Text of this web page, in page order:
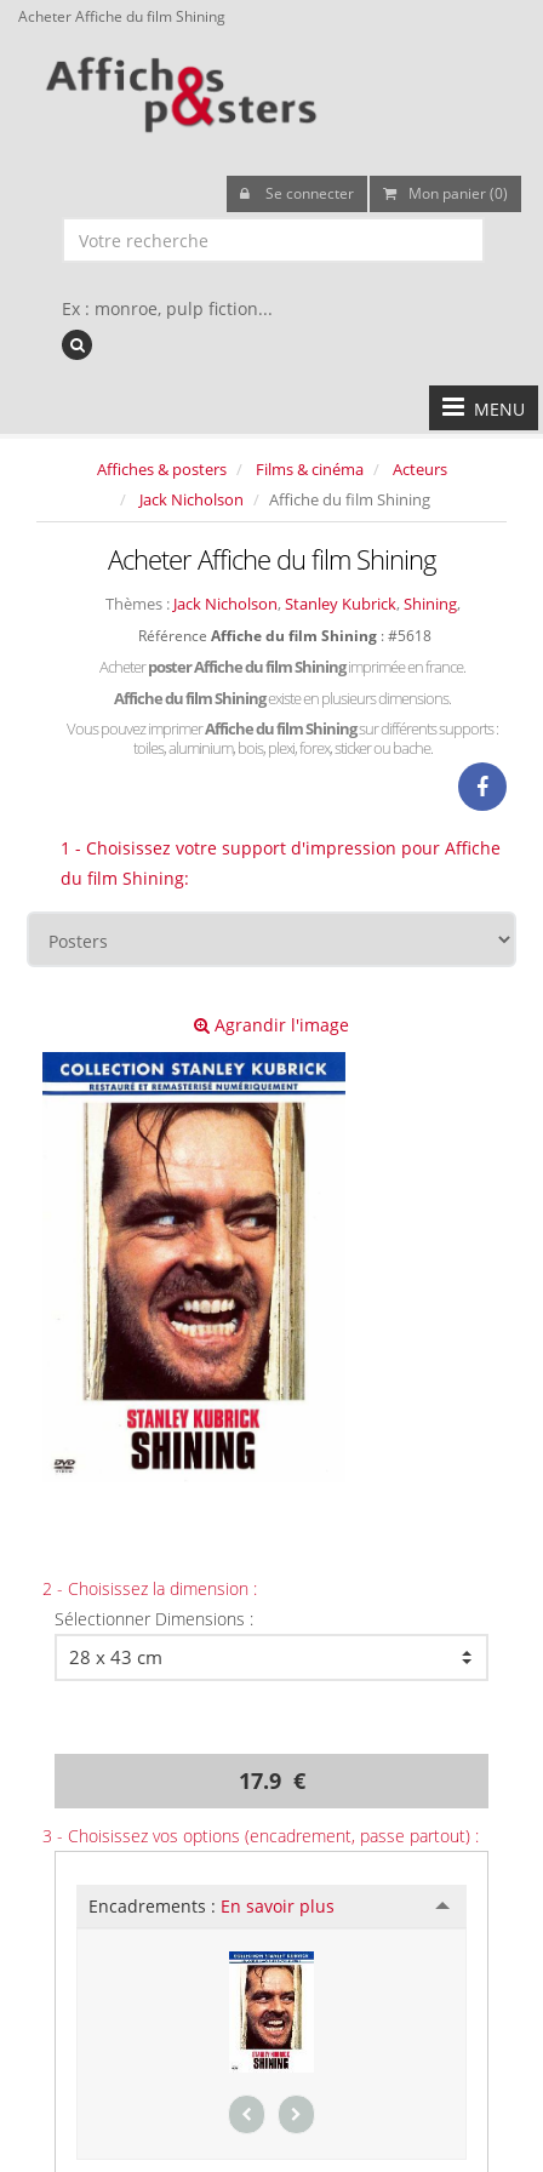
Acheter Affiche du film Shining
Se connecter Mon panier (0)
Ex : monroe, pulp fiction...
MENU
Affiches & posters Films & cinéma
Acteurs
Jack Nicholson
Affiche du film Shining
Acheter Affiche du film Shining
Thèmes : Jack Nicholson, Stanley Kubrick, Shining,
Référence Affiche du film Shining : #5618
Acheterposter Affiche du film Shiningimprimée en france.
Affiche du film Shiningexiste en plusieurs dimensions.
Vous pouvez imprimerAffiche du film Shiningsur différents supports :
toiles, aluminium, bois, plexi, forex, sticker ou bache.
1 - Choisissez votre support d'impression pour Affiche
du film Shining:
Agrandir l'image
2 - Choisissez la dimension :
Sélectionner Dimensions :
17.9 €
3 - Choisissez vos options (encadrement, passe partout) :
Encadrements : En savoir plus